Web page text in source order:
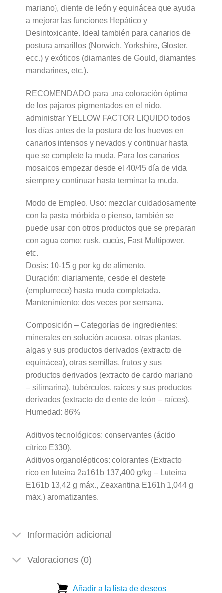
mariano), diente de león y equinácea que ayuda
a mejorar las funciones Hepático y
Desintoxicante. Ideal también para canarios de
postura amarillos (Norwich, Yorkshire, Gloster,
ecc.) y exóticos (diamantes de Gould, diamantes
mandarines, etc.).
RECOMENDADO para una coloración óptima
de los pájaros pigmentados en el nido,
administrar YELLOW FACTOR LIQUIDO todos
los días antes de la postura de los huevos en
canarios intensos y nevados y continuar hasta
que se complete la muda. Para los canarios
mosaicos empezar desde el 40/45 día de vida
siempre y continuar hasta terminar la muda.
Modo de Empleo. Uso: mezclar cuidadosamente
con la pasta mórbida o pienso, también se
puede usar con otros productos que se preparan
con agua como: rusk, cucús, Fast Multipower,
etc.
Dosis: 10-15 g por kg de alimento.
Duración: diariamente, desde el destete
(emplumece) hasta muda completada.
Mantenimiento: dos veces por semana.
Composición – Categorías de ingredientes:
minerales en solución acuosa, otras plantas,
algas y sus productos derivados (extracto de
equinácea), otras semillas, frutos y sus
productos derivados (extracto de cardo mariano
– silimarina), tubérculos, raíces y sus productos
derivados (extracto de diente de león – raíces).
Humedad: 86%
Aditivos tecnológicos: conservantes (ácido
cítrico E330).
Aditivos organolépticos: colorantes (Extracto
rico en luteína 2a161b 137,400 g/kg – Luteína
E161b 13,42 g máx., Zeaxantina E161h 1,044 g
máx.) aromatizantes.
Información adicional
Valoraciones (0)
Añadir a la lista de deseos